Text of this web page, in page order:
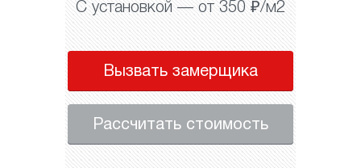
С установкой — от 350 ₽/м2
Вызвать замерщика
Рассчитать стоимость